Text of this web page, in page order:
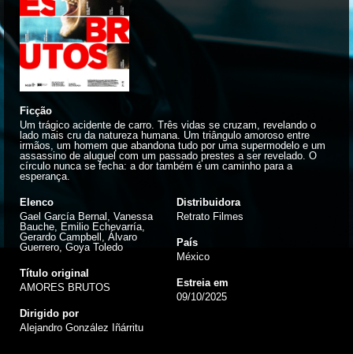
Ficção
Um trágico acidente de carro. Três vidas se cruzam, revelando o
lado mais cru da natureza humana. Um triângulo amoroso entre
irmãos, um homem que abandona tudo por uma supermodelo e um
assassino de aluguel com um passado prestes a ser revelado. O
círculo nunca se fecha: a dor também é um caminho para a
esperança.
Elenco
Gael García Bernal, Vanessa
Bauche, Emilio Echevarría,
Gerardo Campbell, Álvaro
Guerrero, Goya Toledo
Título original
AMORES BRUTOS
Dirigido por
Alejandro González Iñárritu
Distribuidora
Retrato Filmes
País
México
Estreia em
09/10/2025